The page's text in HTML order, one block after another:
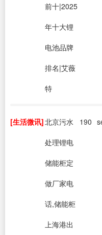
前十|2025
年十大锂
电池品牌
排名|艾薇
特
[生活微讯]北京污水
处理锂电
储能柜定
做厂家电
话,储能柜
上海港出
190